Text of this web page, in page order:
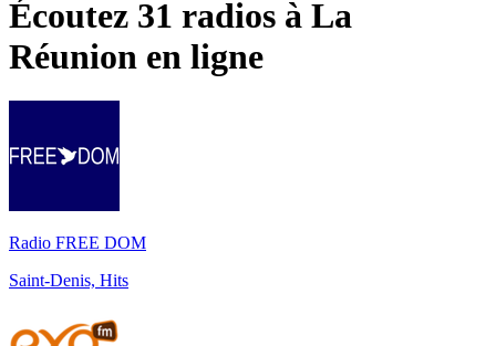
Écoutez 31 radios à La
Réunion en ligne
Radio FREE DOM
Saint-Denis, Hits